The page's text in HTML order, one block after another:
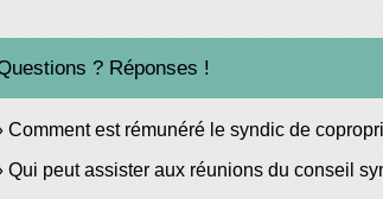
? Réponses !
Comment est rémunéré le syndic de
Qui peut assister aux réunions du conseil